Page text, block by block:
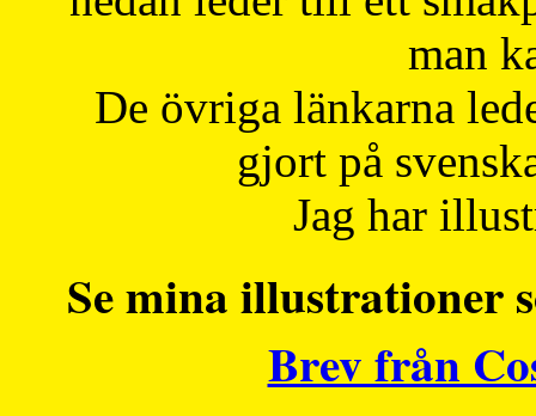
man
De övriga länkarna
gjort på
Jag har
Se mina illustrationer
Brev från